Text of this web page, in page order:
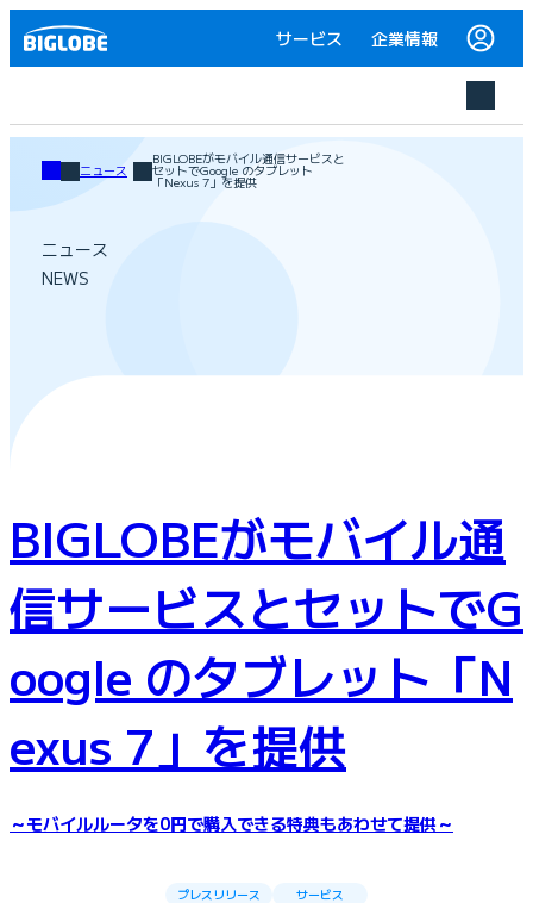
サービス 企業情報
ニュース
BIGLOBEがモバイル通信サービスと
セットでGoogle のタブレット
「Nexus 7」を提供
ニュース
NEWS
BIGLOBEがモバイル通
信サービスとセットでG
oogle のタブレット「N
exus 7」を提供
～モバイルルータを0円で購入できる特典もあわせて提供～
プレスリリース サービス